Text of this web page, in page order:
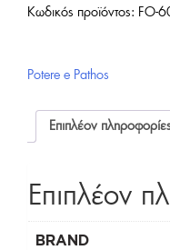
Κωδικός προϊόντος: FO-
Potere e Pathos
Επιπλέον
Επιπλέον
BRAND